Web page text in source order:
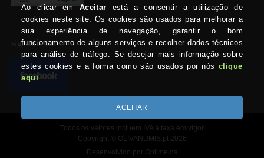
siga-nos no:
Todos os valores incluem IVA à taxa em vigor
Copyright © OLIVANUMIS.pt 2026
Desenvolvido por Optimeios